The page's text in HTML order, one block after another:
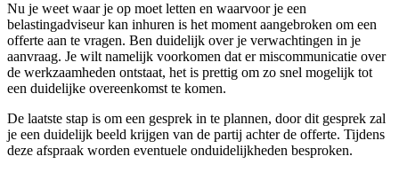
Nu je weet waar je op moet letten en waarvoor je een
belastingadviseur kan inhuren is het moment aangebroken om een
offerte aan te vragen. Ben duidelijk over je verwachtingen in je
aanvraag. Je wilt namelijk voorkomen dat er miscommunicatie over
de werkzaamheden ontstaat, het is prettig om zo snel mogelijk tot
een duidelijke overeenkomst te komen.
De laatste stap is om een gesprek in te plannen, door dit gesprek zal
je een duidelijk beeld krijgen van de partij achter de offerte. Tijdens
deze afspraak worden eventuele onduidelijkheden besproken.